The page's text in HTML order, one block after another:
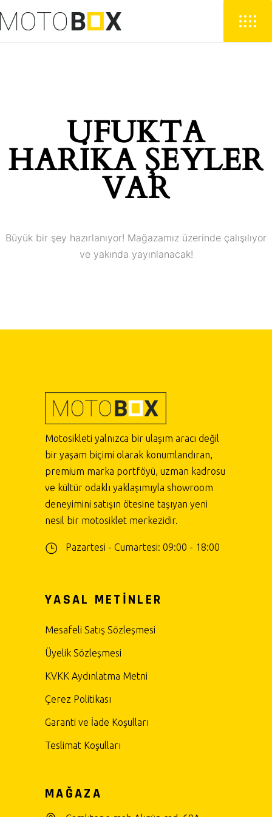
UFUKTA
HARIKA ŞEYLER
VAR
Büyük bir şey hazırlanıyor! Mağazamız üzerinde çalışılıyor
ve yakında yayınlanacak!
Motosikleti yalnızca bir ulaşım aracı değil
bir yaşam biçimi olarak konumlandıran,
premium marka portföyü, uzman kadrosu
ve kültür odaklı yaklaşımıyla showroom
deneyimini satışın ötesine taşıyan yeni
nesil bir motosiklet merkezidir.
Pazartesi - Cumartesi: 09:00 - 18:00
YASAL METİNLER
Mesafeli Satış Sözleşmesi
Üyelik Sözleşmesi
KVKK Aydınlatma Metni
Çerez Politikası
Garanti ve İade Koşulları
Teslimat Koşulları
MAĞAZA